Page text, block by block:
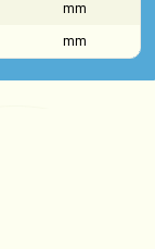
mm
mm